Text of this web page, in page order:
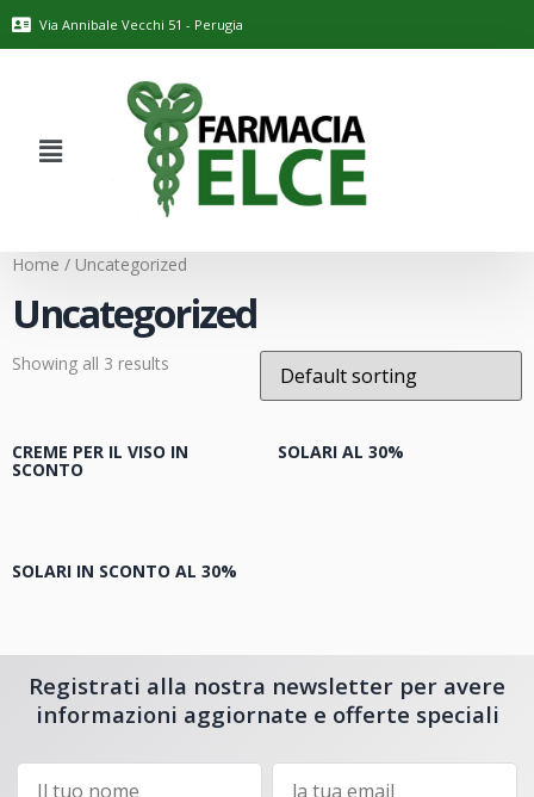
Via Annibale Vecchi 51 - Perugia
Home / Uncategorized
Uncategorized
Showing all 3 results
CREME PER IL VISO IN
SCONTO
SOLARI AL 30%
SOLARI IN SCONTO AL 30%
Registrati alla nostra newsletter per avere
informazioni aggiornate e offerte speciali